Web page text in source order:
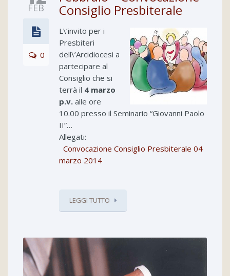
FEB
0
Consiglio Presbiterale
L\’invito per i
Presbiteri
dell\’Arcidiocesi a
partecipare al
Consiglio che si
terrà il 4 marzo
p.v. alle ore
10.00 presso il Seminario “Giovanni Paolo
II”…
Allegati:
Convocazione Consiglio Presbiterale 04
marzo 2014
LEGGI TUTTO